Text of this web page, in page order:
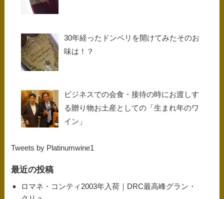
30年経ったドンペリを開けてみたそのお
味は！？
ビジネスでの会食・接待の時にお渡しす
る贈り物お土産としての「生まれ年のワ
イン」
Tweets by Platinumwine1
最近の投稿
ロマネ・コンティ2003年入荷｜DRC最高峰グラン・